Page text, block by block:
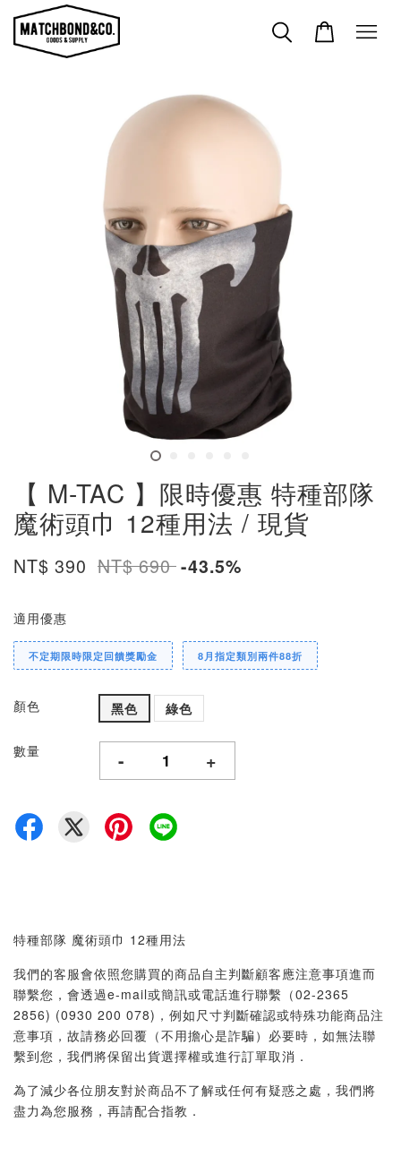
【 M-TAC 】限時優惠 特種部隊
魔術頭巾 12種用法 / 現貨
NT$ 390 NT$ 690-43.5%
適用優惠
不定期限時限定回饋獎勵金 8月指定類別兩件88折
顏色 黑色 綠色
數量 - +
特種部隊 魔術頭巾 12種用法
我們的客服會依照您購買的商品自主判斷顧客應注意事項進而
聯繫您，會透過e-mail或簡訊或電話進行聯繫（02-2365
2856) (0930 200 078)，例如尺寸判斷確認或特殊功能商品注
意事項，故請務必回覆（不用擔心是詐騙）必要時，如無法聯
繫到您，我們將保留出貨選擇權或進行訂單取消．
為了減少各位朋友對於商品不了解或任何有疑惑之處，我們將
盡力為您服務，再請配合指教．